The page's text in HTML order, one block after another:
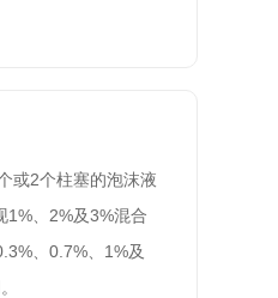
或2个柱塞的泡沫液
1%、2%及3%混合
、0.7%、1%及